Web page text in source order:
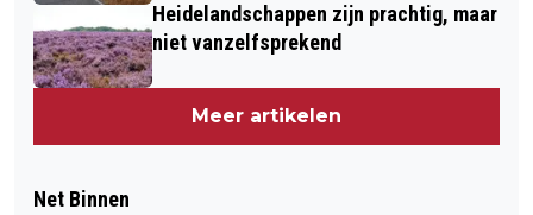
Heidelandschappen zijn prachtig, maar
niet vanzelfsprekend
Meer artikelen
Net Binnen